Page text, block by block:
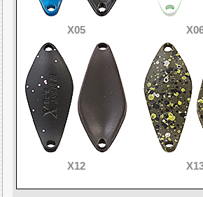
X05
X12